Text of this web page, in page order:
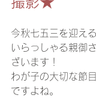
今秋七五三を迎え
いらっしゃる親御
ざいます！
わが子の大切な節
ですよね。